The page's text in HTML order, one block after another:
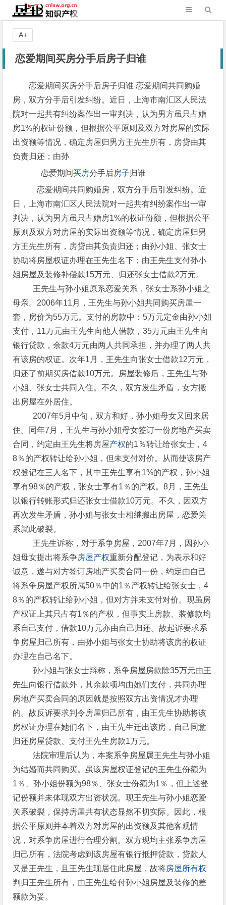
恋爱期间买房分手后房子归谁
恋爱期间买房分手后房子归谁 恋爱期间共同购婚
房，双方分手后引发纠纷。近日，上海市南汇区人民法
院对一起共有纠纷案作出一审判决，认为男方虽只占婚
房1%的权证份额，但根据公平原则及双方对房屋的实际
出资额等情况，确定房屋归男方王先生所有，房贷由其
负责归还；由孙
恋爱期间买房分手后房子归谁
恋爱期间共同购婚房，双方分手后引发纠纷。近
日，上海市南汇区人民法院对一起共有纠纷案作出一审
判决，认为男方虽只占婚房1%的权证份额，但根据公平
原则及双方对房屋的实际出资额等情况，确定房屋归男
方王先生所有，房贷由其负责归还；由孙小姐、张女士
协助将房屋权证办理在王先生名下；由王先生支付孙小
姐房屋及装修补偿款15万元、归还张女士借款2万元。
王先生与孙小姐原系恋爱关系，张女士系孙小姐之
母亲。2006年11月，王先生与孙小姐共同购买房屋一
套，房价为55万元。支付的房款中：5万元定金由孙小姐
支付，11万元由王先生向他人借款，35万元由王先生向
银行贷款，余款4万元由两人共同承担，并办理了两人共
有该房的权证。次年1月，王先生向张女士借款12万元，
归还了前期买房借款10万元。房屋装修后，王先生与孙
小姐、张女士共同入住。不久，双方发生矛盾，女方搬
出房屋在外居住。
2007年5月中旬，双方和好，孙小姐母女又回来居
住。同年7月，王先生与孙小姐母女签订一份房地产买卖
合同，约定由王先生将房屋产权的1％转让给张女士，4
8％的产权转让给孙小姐，但未支付对价。从而使该房产
权登记在三人名下，其中王先生享有1%的产权，孙小姐
享有98％的产权，张女士享有1％的产权。8月，王先生
以银行转账形式归还张女士借款10万元。不久，因双方
再次发生矛盾，孙小姐与张女士相继搬出房屋，恋爱关
系就此破裂。
王先生诉称，对于系争房屋，2007年7月，因孙小
姐母女提出将系争房屋产权重新分配登记，为表示和好
诚意，遂与对方签订房地产买卖合同一份，约定由自己
将系争房屋产权所属50％中的1％产权转让给张女士，4
8％的产权转让给孙小姐，但对方并未支付对价。现虽房
产权证上其只占有1％的产权，但事实上房款、装修款均
系自己支付，借款10万元亦由自己归还。故起诉要求系
争房屋归己所有，由孙小姐与张女士协助将该房的权证
办理在自己名下。
孙小姐与张女士辩称，系争房屋房款除35万元由王
先生向银行借款外，其余款项均由她们支付，共同办理
房地产买卖合同的原因就是按照双方出资情况才办理
的。故反诉要求判令房屋归己所有，由王先生协助将该
房权证办理在她们名下，由王先生迁出该房，自己同意
归还房屋贷款、支付王先生房款1万元。
法院审理后认为，本案系争房屋属王先生与孙小姐
为结婚而共同购买。虽该房屋权证登记的王先生份额为
1％、孙小姐份额为98％、张女士份额为1％，但上述登
记份额并未体现双方出资状况。现王先生与孙小姐恋爱
关系破裂，保持房屋共有状态显然不切实际。因此，根
据公平原则并本着双方对房屋的出资额及其他客观情
况，对系争房屋进行合理分割。双方现均主张系争房屋
归己所有，法院考虑到该房屋有银行抵押贷款，贷款人
又是王先生，且王先生现居住此房屋，故将房屋所有权
判归王先生所有，由王先生给付孙小姐房屋及装修的差
额款为妥。
A+